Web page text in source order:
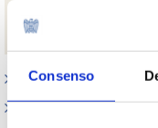
Consenso
Nuove regole per il
dagli importatori algerini
Paesi
Iniziative